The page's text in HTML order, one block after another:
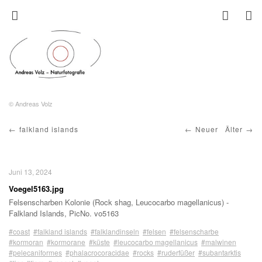
© Andreas Volz
Neuer Älter
falkland islands
Juni 13, 2024
Voegel5163.jpg
Felsenscharben Kolonie (Rock shag, Leucocarbo magellanicus) -
Falkland Islands, PicNo. vo5163
#coast #falkland islands #falklandinseln #felsen #felsenscharbe
#kormoran #kormorane #küste #leucocarbo magellanicus #malwinen
#pelecaniformes #phalacrocoracidae #rocks #ruderfüßer #subantarktis